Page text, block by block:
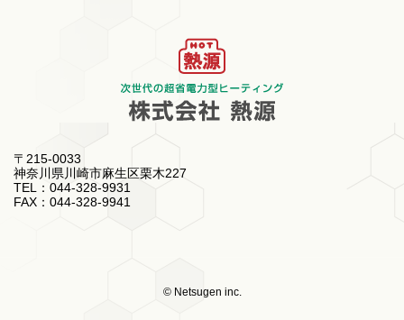
〒215-0033
神奈川県川崎市麻生区栗木227
TEL：044-328-9931
FAX：044-328-9941
© Netsugen inc.